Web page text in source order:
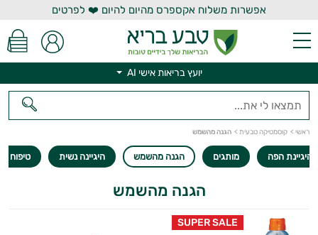
אפשרות משלוח אקספרס מהיום להיום ❤️ לפרטים
יועץ בריאות אישי AI
ראשי > קוסמטיקה טבעית > הגנה מהשמש
היגיינת הפה מותגים הגנה מהשמש היגיינה נשית טיפוח
הגנה מהשמש
SUPER SALE
יועץ בריאות אישי AI